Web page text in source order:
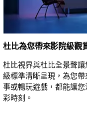
杜比為您帶來影院級觀
杜比視界與杜比全景聲
級標準清晰呈現，為您
事或暢玩遊戲，都能讓
彩時刻。